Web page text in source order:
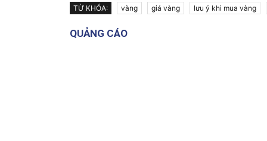
TỪ KHÓA: vàng giá vàng lưu ý khi mua vàng
QUẢNG CÁO